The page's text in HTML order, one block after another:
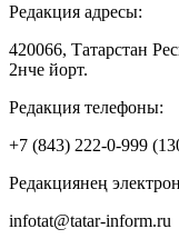
Редакция адресы:
420066, Татарстан
2нче йорт.
Редакция телефоны:
+7 (843) 222-0-999
Редакциянең
infotat@tatar-inform.ru